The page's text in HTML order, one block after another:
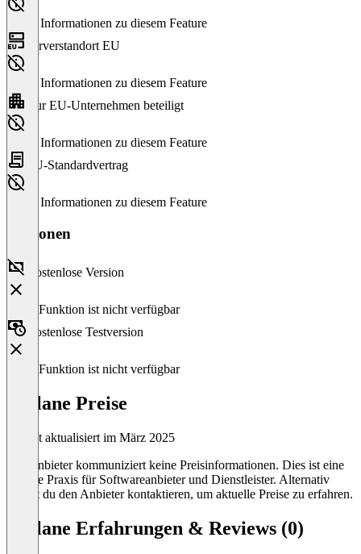
Keine Informationen zu diesem Feature
Serverstandort EU
Keine Informationen zu diesem Feature
Nur EU-Unternehmen beteiligt
Keine Informationen zu diesem Feature
EU-Standardvertrag
Keine Informationen zu diesem Feature
Versionen
Kostenlose Version
Diese Funktion ist nicht verfügbar
Kostenlose Testversion
Diese Funktion ist nicht verfügbar
fastlane Preise
Zuletzt aktualisiert im März 2025
Der Anbieter kommuniziert keine Preisinformationen. Dies ist eine
übliche Praxis für Softwareanbieter und Dienstleister. Alternativ
kannst du den Anbieter kontaktieren, um aktuelle Preise zu erfahren.
fastlane Erfahrungen & Reviews (0)